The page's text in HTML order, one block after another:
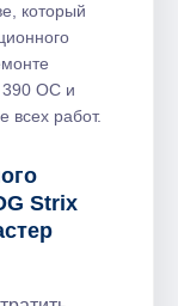
который
OC и
всех работ.
Strix